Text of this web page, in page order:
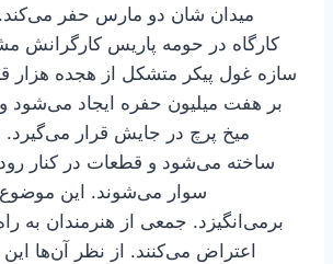
میدان شان دو مارس حفر
کارگاه در حومه پاریس
سازه غول پیکر متشکل از هجده هزار
بر هفت میلیون حفره ایجاد می‌شود و
میخ پرچ در جایش قرار
ساخته می‌شود و قطعات در کنار
سوار می‌شوند. این
برمی‌انگیزد. جمعی از هنرمندان به
اعتراض می‌کنند. از نظر آن‌ها این